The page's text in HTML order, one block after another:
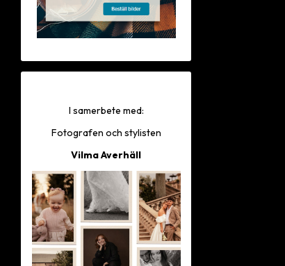
I samerbete med:
Fotografen och stylisten
Vilma Averhäll